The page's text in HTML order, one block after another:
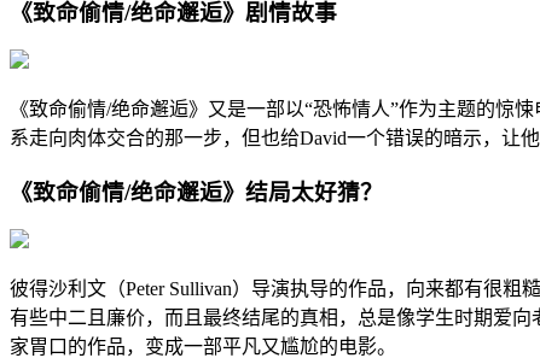
《致命偷情/绝命邂逅》剧情故事
《致命偷情/绝命邂逅》又是一部以“恐怖情人”作为主题的惊
系走向肉体交合的那一步，但也给David一个错误的暗示，让
《致命偷情/绝命邂逅》结局太好猜？
彼得沙利文（Peter Sullivan）导演执导的作品，向来都有很
有些中二且廉价，而且最终结尾的真相，总是像学生时期爱
家胃口的作品，变成一部平凡又尴尬的电影。